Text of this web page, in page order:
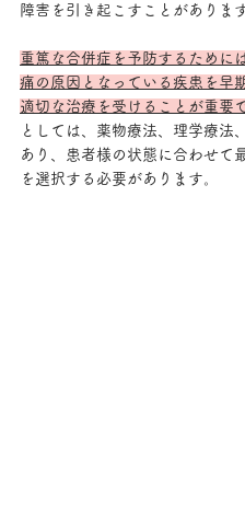
障害を引き起こすことがあります
重篤な合併症を予防するために
痛の原因となっている疾患を早
適切な治療を受けることが重要
としては、薬物療法、理学療法
あり、患者様の状態に合わせて
を選択する必要があります。